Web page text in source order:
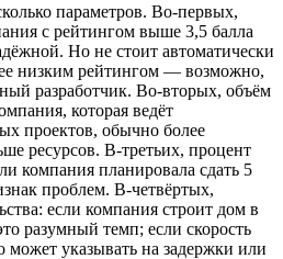
параметров. Во-первых,
с рейтингом выше 3,5 балла
Но не стоит автоматически
низким рейтингом — возможно,
разработчик. Во-вторых, объём
которая ведёт
проектов, обычно более
ресурсов. В-третьих, процент
компания планировала сдать 5
проблем. В-четвёртых,
если компания строит дом в
разумный темп; если скорость
указывать на задержки или